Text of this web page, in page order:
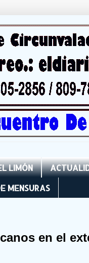
LIMÓN
MENSURAS
en el